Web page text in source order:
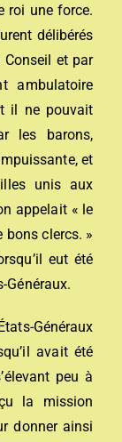
roi une force.
délibérés
et par
ambulatoire
il ne pouvait
les barons,
et
unis aux
appelait « le
bons clercs. »
eut été
Généraux.
Généraux
avait été
peu à
la mission
donner ainsi